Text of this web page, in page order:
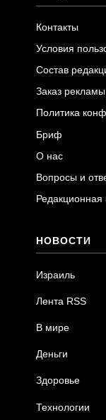
Контакты
Условия
Состав
Заказ рекламы
Политика
Бриф
О нас
Вопросы и
Редакционная
НОВОСТИ
Израиль
Лента RSS
В мире
Деньги
Здоровье
Технологии